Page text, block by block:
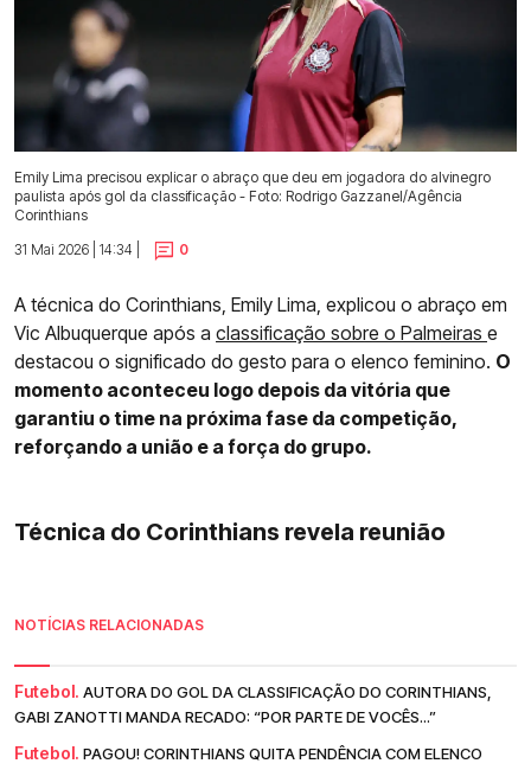
Emily Lima precisou explicar o abraço que deu em jogadora do alvinegro
paulista após gol da classificação - Foto: Rodrigo Gazzanel/Agência
Corinthians
31 Mai 2026 | 14:34 |
0
A técnica do Corinthians, Emily Lima, explicou o abraço em
Vic Albuquerque após a classificação sobre o Palmeiras e
destacou o significado do gesto para o elenco feminino. O
momento aconteceu logo depois da vitória que
garantiu o time na próxima fase da competição,
reforçando a união e a força do grupo.
Técnica do Corinthians revela reunião
NOTÍCIAS RELACIONADAS
Futebol. AUTORA DO GOL DA CLASSIFICAÇÃO DO CORINTHIANS,
GABI ZANOTTI MANDA RECADO: “POR PARTE DE VOCÊS...”
Futebol. PAGOU! CORINTHIANS QUITA PENDÊNCIA COM ELENCO